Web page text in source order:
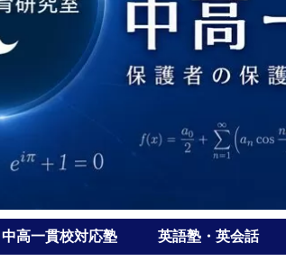
中高一貫校対応塾 英語塾・英会話